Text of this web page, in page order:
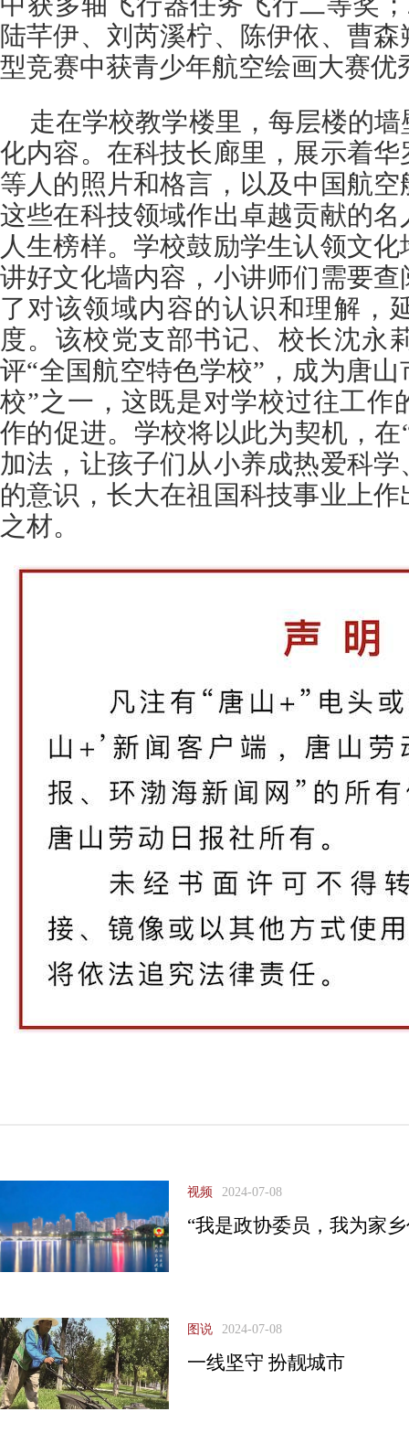
陆芊伊、刘芮溪柠、陈伊依、曹
型竞赛中获青少年航空绘画大赛优
走在学校教学楼里，每层楼的
化内容。在科技长廊里，展示着
等人的照片和格言，以及中国航
这些在科技领域作出卓越贡献的
人生榜样。学校鼓励学生认领文
讲好文化墙内容，小讲师们需要
了对该领域内容的认识和理解，
度。该校党支部书记、校长沈永
评“全国航空特色学校”，成为唐
校”之一，这既是对学校过往工作
作的促进。学校将以此为契机，
加法，让孩子们从小养成热爱科
的意识，长大在祖国科技事业上
之材。
视频 2024-07-08
“我是政协委员，我为家
图说 2024-07-08
一线坚守 扮靓城市